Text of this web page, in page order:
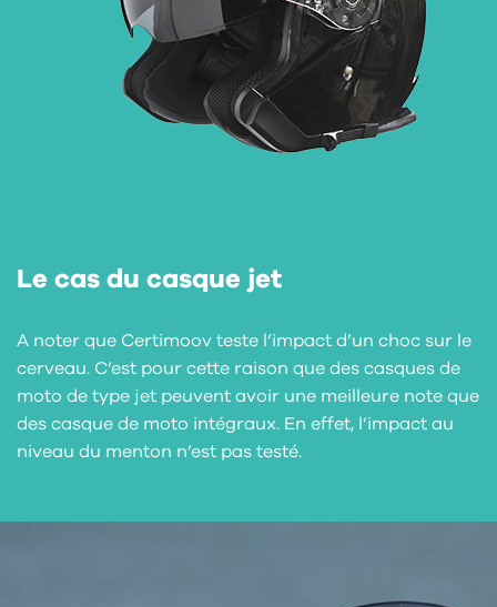
Le cas du casque jet
A noter que Certimoov teste l’impact d’un choc sur le
cerveau. C’est pour cette raison que des casques de
moto de type jet peuvent avoir une meilleure note que
des casque de moto intégraux. En effet, l’impact au
niveau du menton n’est pas testé.